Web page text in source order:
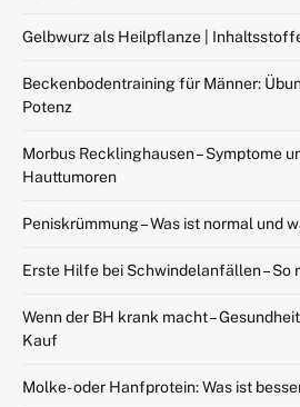
Gelbwurz als Heilpflanze |
Beckenbodentraining für Männer:
Potenz
Morbus Recklinghausen – Symptome
Hauttumoren
Peniskrümmung – Was ist normal und
Erste Hilfe bei Schwindelanfällen – So
Wenn der BH krank macht –
Kauf
Molke- oder Hanfprotein: Was ist